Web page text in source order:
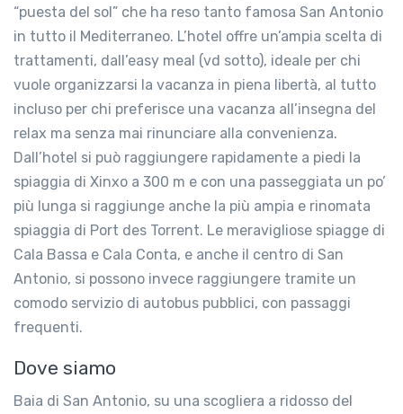
“puesta del sol” che ha reso tanto famosa San Antonio
in tutto il Mediterraneo. L’hotel offre un’ampia scelta di
trattamenti, dall’easy meal (vd sotto), ideale per chi
vuole organizzarsi la vacanza in piena libertà, al tutto
incluso per chi preferisce una vacanza all’insegna del
relax ma senza mai rinunciare alla convenienza.
Dall’hotel si può raggiungere rapidamente a piedi la
spiaggia di Xinxo a 300 m e con una passeggiata un po’
più lunga si raggiunge anche la più ampia e rinomata
spiaggia di Port des Torrent. Le meravigliose spiagge di
Cala Bassa e Cala Conta, e anche il centro di San
Antonio, si possono invece raggiungere tramite un
comodo servizio di autobus pubblici, con passaggi
frequenti.
Dove siamo
Baia di San Antonio, su una scogliera a ridosso del